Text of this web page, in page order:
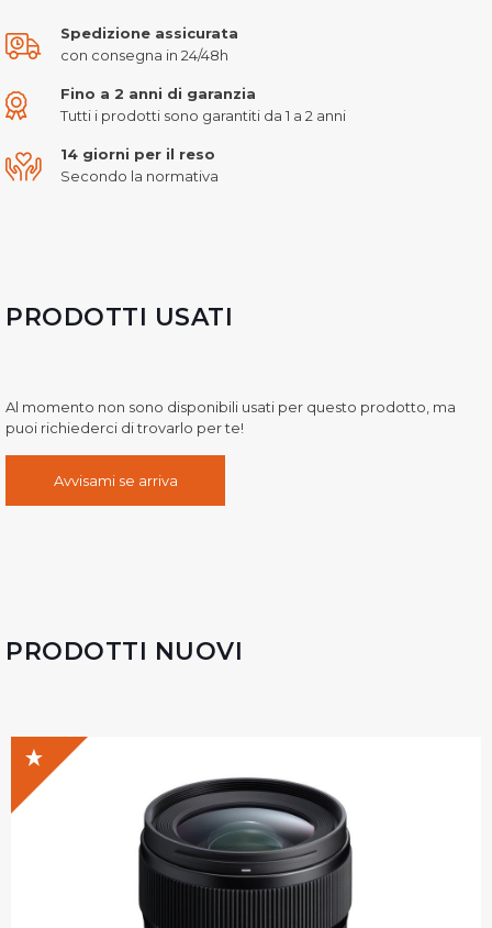
Spedizione assicurata
con consegna in 24/48h
Fino a 2 anni di garanzia
Tutti i prodotti sono garantiti da 1 a 2 anni
14 giorni per il reso
Secondo la normativa
PRODOTTI USATI
Al momento non sono disponibili usati per questo prodotto, ma
puoi richiederci di trovarlo per te!
Avvisami se arriva
PRODOTTI NUOVI